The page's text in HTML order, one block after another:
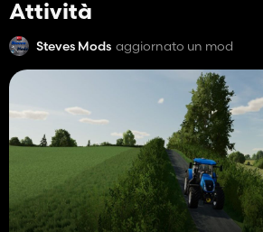
Attività
Steves Mods aggiornato un mod